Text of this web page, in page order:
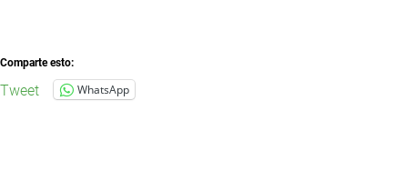
Comparte esto:
Tweet WhatsApp